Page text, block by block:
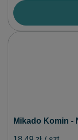
Mikado Komin -